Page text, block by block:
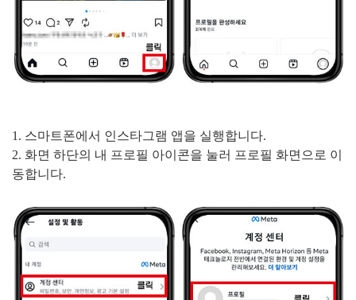
1. 스마트폰에서 인스타그램 앱을 실행합니다.
2. 화면 하단의 내 프로필 아이콘을 눌러 프로필 화면으로 이
동합니다.